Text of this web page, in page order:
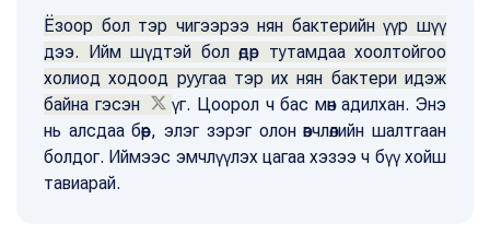
Ёзоор бол тэр чигээрээ нян бактерийн үүр шүү
дээ. Ийм шүдтэй бол өдөр тутамдаа хоолтойгоо
холиод ходоод руугаа тэр их нян бактери идэж
байна гэсэн
үг. Цоорол ч бас мөн адилхан. Энэ
нь алсдаа бөөр, элэг зэрэг олон өвчлөлийн шалтгаан
болдог. Иймээс эмчлүүлэх цагаа хэзээ ч бүү хойш
тавиарай.